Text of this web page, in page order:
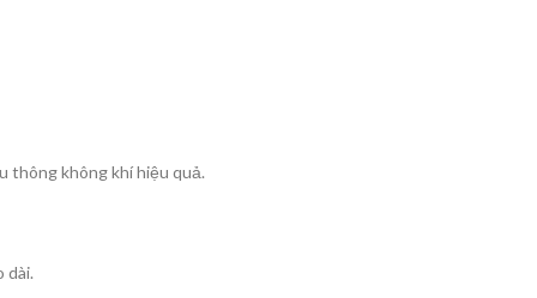
thông không khí hiệu quả.
dài.